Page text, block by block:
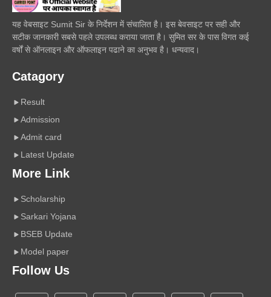
यह वेबसाइट Sumit Sir के निर्देशन में संचालित है। इस बेवसाइट पर सही और
सटीक जानकारी सबसे पहले उपलब्ध कराया जाता है। सुमित सर के पास विगत कई
वर्षों से ऑनलाइन और ऑफलाइन पढाने का अनुभव है। धन्यवाद।
Catagory
Result
Admission
Admit card
Latest Update
More Link
Scholarship
Sarkari Yojana
BSEB Update
Model paper
Follow Us